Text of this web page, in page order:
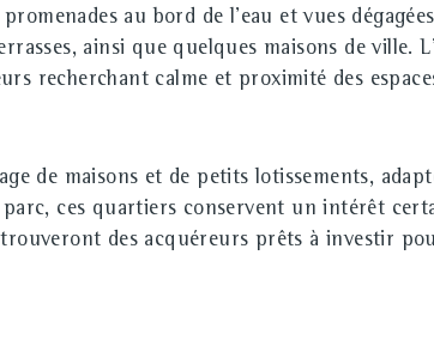
au bord de l'eau et vues
ainsi que quelques maisons de ville.
recherchant calme et proximité des
de maisons et de petits lotissements,
ces quartiers conservent un intérêt
des acquéreurs prêts à investir